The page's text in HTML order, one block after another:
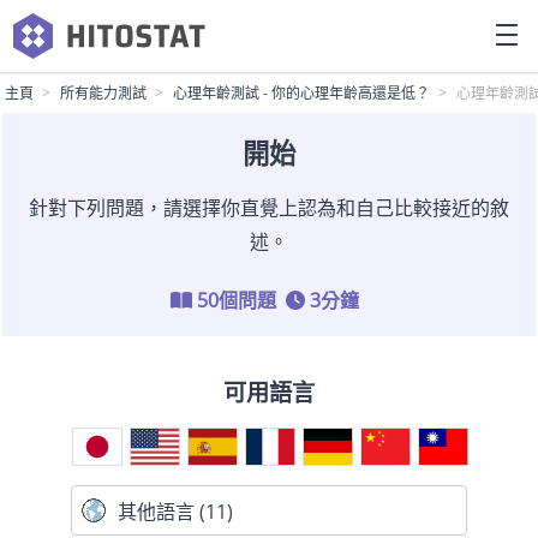
主頁 所有能力測試 心理年齡測試 - 你的心理年齡高還是低？ 心理年齡測
開始
針對下列問題，請選擇你直覺上認為和自己比較接近的敘
述。
50個問題 3分鐘
可用語言
其他語言 (11)